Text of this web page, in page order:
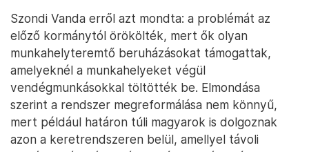
Szondi Vanda erről azt mondta: a problémát az
előző kormánytól örökölték, mert ők olyan
munkahelyteremtő beruházásokat támogattak,
amelyeknél a munkahelyeket végül
vendégmunkásokkal töltötték be. Elmondása
szerint a rendszer megreformálása nem könnyű,
mert például határon túli magyarok is dolgoznak
azon a keretrendszeren belül, amellyel távoli